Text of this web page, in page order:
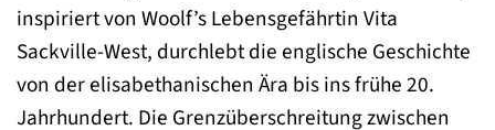
inspiriert von Woolf’s Lebensgefährtin Vita
Sackville-West, durchlebt die englische Geschichte
von der elisabethanischen Ära bis ins frühe 20.
Jahrhundert. Die Grenzüberschreitung zwischen